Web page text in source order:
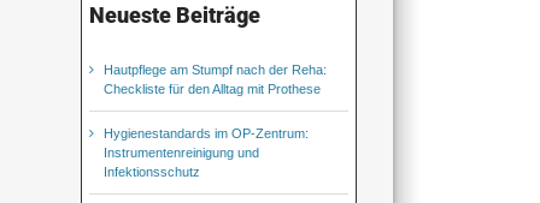
Neueste Beiträge
Hautpflege am Stumpf nach der Reha:
Checkliste für den Alltag mit Prothese
Hygienestandards im OP-Zentrum:
Instrumentenreinigung und
Infektionsschutz